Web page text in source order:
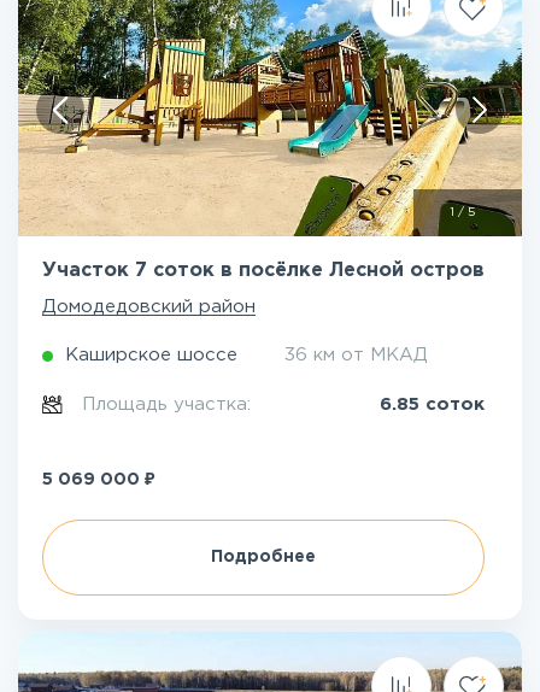
/ 5
Участок 7 соток в посёлке Лесной остров
Домодедовский район
Каширское шоссе 36 км от МКАД
Площадь участка: 6.85 соток
5 069 000 ₽
Подробнее